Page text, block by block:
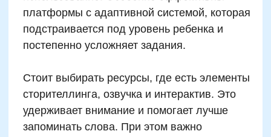
Оставить заявку